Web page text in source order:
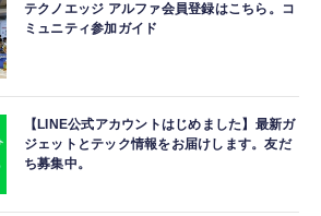
テクノエッジ アルファ会員登録はこちら。コ
ミュニティ参加ガイド
【LINE公式アカウントはじめました】最新ガ
ジェットとテック情報をお届けします。友だ
ち募集中。